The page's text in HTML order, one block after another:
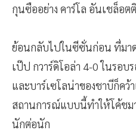
กุนซืออย่าง คาร์โล อันเชล็อต
ย้อนกลับไปในซีซั่นก่อน ที่มา
เป๊ป กวาร์ดิโอล่า 4-0 ในรอ
และบาร์เซโลน่าของชาบีก็คว้
สถานการณ์แบบนี้ทำให้โค้ชม
นักต่อนัก